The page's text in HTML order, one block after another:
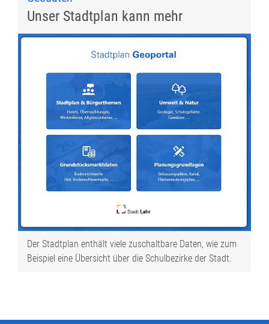
Unser Stadtplan kann mehr
Der Stadtplan enthält viele zuschaltbare Daten, wie zum
Beispiel eine Übersicht über die Schulbezirke der Stadt.